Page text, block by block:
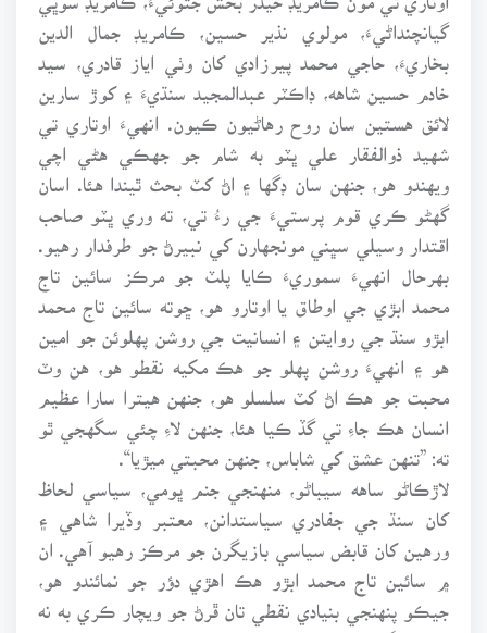
گيانچنداڻيءَ، مولوي نذير حسين، ڪامريڊ جمال الدين
بخاريءَ، حاجي محمد پيرزادي کان وٺي اياز قادري، سيد
خادم حسين شاهه، ڊاڪٽر عبدالمجيد سنڌيءَ ۽ کوڙ سارين
لائق هستين سان روح رهاڻيون ڪيون. انهيءَ اوتاري تي
شهيد ذوالفقار علي ڀٽو به شام جو جهڪي هڻي اچي
ويهندو هو، جنهن سان ڊگها ۽ اڻ کٽ بحث ٿيندا هئا. اسان
گهڻو ڪري قوم پرستيءَ جي رءُ تي، ته وري ڀٽو صاحب
اقتدار وسيلي سڀني مونجهارن کي نبيرڻ جو طرفدار رهيو.
بهرحال انهيءَ سموريءَ ڪايا پلٽ جو مرڪز سائين تاج
محمد ابڙي جي اوطاق يا اوتارو هو، ڇوته سائين تاج محمد
ابڙو سنڌ جي روايتن ۽ انسانيت جي روشن پهلوئن جو امين
هو ۽ انهيءَ روشن پهلو جو هڪ مکيه نقطو هو، هن وٽ
محبت جو هڪ اڻ کٽ سلسلو هو، جنهن هيترا سارا عظيم
انسان هڪ جاءِ تي گڏ ڪيا هئا، جنهن لاءِ چئي سگهجي ٿو
ته: ”تنهن عشق کي شاباس، جنهن محبتي ميڙيا“.
لاڙڪاڻو ساهه سيباڻو، منهنجي جنم ڀومي، سياسي لحاظ
کان سنڌ جي جفادري سياستدانن، معتبر وڏيرا شاهي ۽
ورهين کان قابض سياسي بازيگرن جو مرڪز رهيو آهي. ان
۾ سائين تاج محمد ابڙو هڪ اهڙي دؤر جو نمائندو هو،
جيڪو پنهنجي بنيادي نقطي تان ڦرڻ جو ويچار ڪري به نه